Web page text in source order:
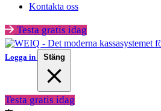
Kontakta oss
Testa gratis idag
Logga in Stäng
Testa gratis idag